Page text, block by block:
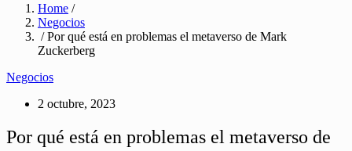
Home /
Negocios
/ Por qué está en problemas el metaverso de Mark
Zuckerberg
Negocios
2 octubre, 2023
Por qué está en problemas el metaverso de